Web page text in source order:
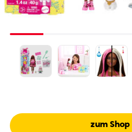
zum Shop